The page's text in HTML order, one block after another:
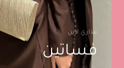
عذاري لاين
فساتين